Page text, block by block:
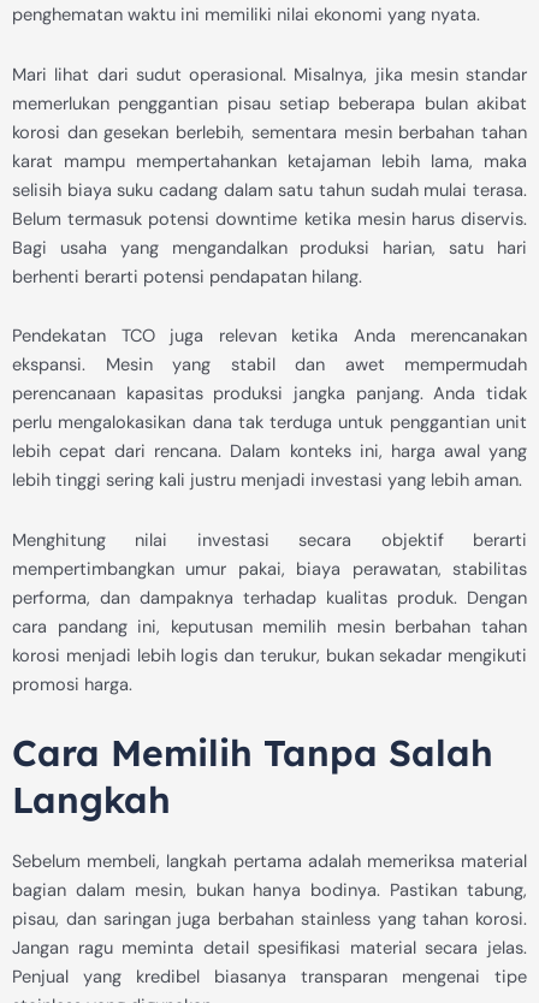
penghematan waktu ini memiliki nilai ekonomi yang nyata.
Mari lihat dari sudut operasional. Misalnya, jika mesin standar
memerlukan penggantian pisau setiap beberapa bulan akibat
korosi dan gesekan berlebih, sementara mesin berbahan tahan
karat mampu mempertahankan ketajaman lebih lama, maka
selisih biaya suku cadang dalam satu tahun sudah mulai terasa.
Belum termasuk potensi downtime ketika mesin harus diservis.
Bagi usaha yang mengandalkan produksi harian, satu hari
berhenti berarti potensi pendapatan hilang.
Pendekatan TCO juga relevan ketika Anda merencanakan
ekspansi. Mesin yang stabil dan awet mempermudah
perencanaan kapasitas produksi jangka panjang. Anda tidak
perlu mengalokasikan dana tak terduga untuk penggantian unit
lebih cepat dari rencana. Dalam konteks ini, harga awal yang
lebih tinggi sering kali justru menjadi investasi yang lebih aman.
Menghitung nilai investasi secara objektif berarti
mempertimbangkan umur pakai, biaya perawatan, stabilitas
performa, dan dampaknya terhadap kualitas produk. Dengan
cara pandang ini, keputusan memilih mesin berbahan tahan
korosi menjadi lebih logis dan terukur, bukan sekadar mengikuti
promosi harga.
Cara Memilih Tanpa Salah
Langkah
Sebelum membeli, langkah pertama adalah memeriksa material
bagian dalam mesin, bukan hanya bodinya. Pastikan tabung,
pisau, dan saringan juga berbahan stainless yang tahan korosi.
Jangan ragu meminta detail spesifikasi material secara jelas.
Penjual yang kredibel biasanya transparan mengenai tipe